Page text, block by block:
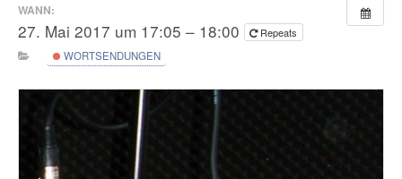
WANN:
27. Mai 2017 um 17:05 – 18:00
Repeats
WORTSENDUNGEN